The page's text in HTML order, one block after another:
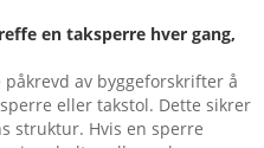
en taksperre hver gang,
av byggeforskrifter å
eller takstol. Dette sikrer
struktur. Hvis en sperre